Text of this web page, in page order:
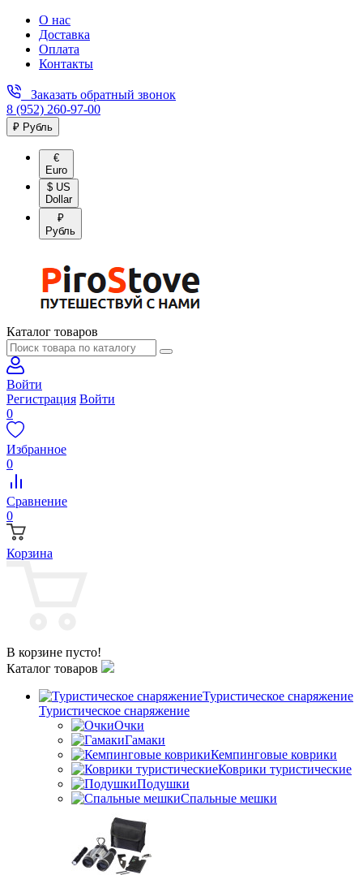
О нас
Доставка
Оплата
Контакты
Заказать обратный звонок
8 (952) 260-97-00
₽ Рубль
€
Euro
$ US
Dollar
₽
Рубль
Каталог товаров
Войти
Регистрация Войти
0
Избранное
0
Сравнение
0
Корзина
В корзине пусто!
Каталог товаров
Туристическое снаряжение
Туристическое снаряжение
Очки
Гамаки
Кемпинговые коврики
Коврики туристические
Подушки
Спальные мешки